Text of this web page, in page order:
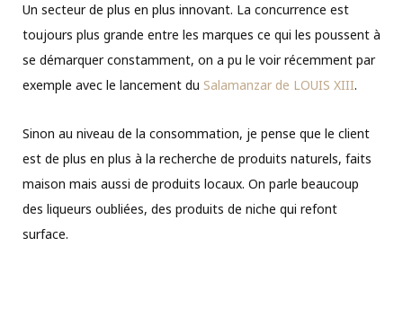
Un secteur de plus en plus innovant. La concurrence est
toujours plus grande entre les marques ce qui les poussent à
se démarquer constamment, on a pu le voir récemment par
exemple avec le lancement du Salamanzar de LOUIS XIII.
Sinon au niveau de la consommation, je pense que le client
est de plus en plus à la recherche de produits naturels, faits
maison mais aussi de produits locaux. On parle beaucoup
des liqueurs oubliées, des produits de niche qui refont
surface.